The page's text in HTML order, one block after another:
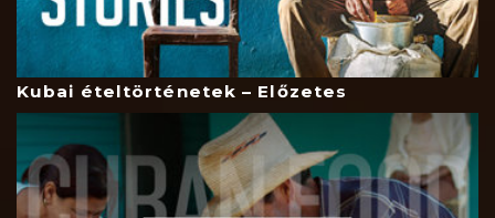
Kubai ételtörténetek – Előzetes